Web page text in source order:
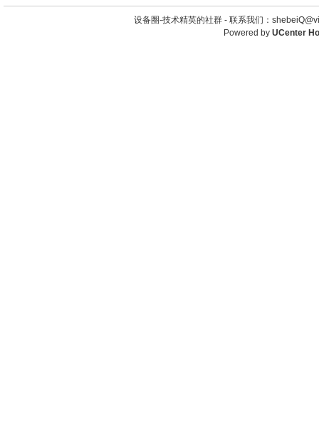
设备圈-技术精英的社群 - 联系我们：
Powered by UCenter